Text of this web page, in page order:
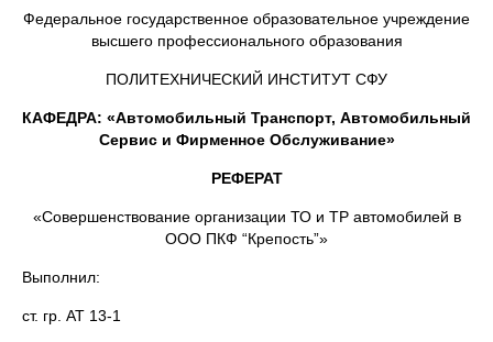
Федеральное государственное образовательное учреждение
высшего профессионального образования
ПОЛИТЕХНИЧЕСКИЙ ИНСТИТУТ СФУ
КАФЕДРА: «Автомобильный Транспорт, Автомобильный
Сервис и Фирменное Обслуживание»
РЕФЕРАТ
«Совершенствование организации ТО и ТР автомобилей в
ООО ПКФ “Крепость”»
Выполнил:
ст. гр. АТ 13-1